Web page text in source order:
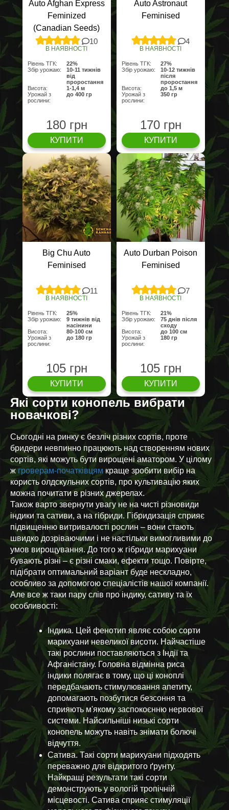
Auto Afghan Express
Feminized
(Canadian Seeds)
10
В НАЯВНОСТІ
Рівень ТГК:
22%
Збір урожаю:
10-11 тижнів
від
проростання
Висота:
1-1,4 м
Урожай з
рослини:
до 400 гр
180 грн
КУПИТИ
Auto Astronaut
Feminised
4
В НАЯВНОСТІ
Рівень ТГК:
27%
Збір урожаю:
10-12 тижнів
після
проростання
Висота:
до 1,5 м
Урожай з
рослини:
350 гр
170 грн
КУПИТИ
Big Chu Auto
Feminised
11
В НАЯВНОСТІ
Рівень ТГК:
25%
Збір урожаю:
9 тижнів від
насінини
Висота:
80-100 см
Урожай з
рослини:
до 180 гр
105 грн
КУПИТИ
Auto Durban Poison
Feminised
7
В НАЯВНОСТІ
Рівень ТГК:
21%
Збір урожаю:
75 днів після
сходу
Висота:
до 100 см
Урожай з
рослини:
180 гр
105 грн
КУПИТИ
Які сорти конопель вибрати
новачкові?
Сьогодні на ринку є безліч різних сортів, проте
бридери невпинно працюють над створенням нових
сортів, які можуть бути вирощені аматором. У цілому
жгроверам-початківцям краще зробити вибір на
користь олдскульних сортів, про культивацію яких
можна почитати в різних джерелах.
Також варто звернути увагу не на чисті різновиди
індики та сативи, а на гібриди. Гібридизація сприяє
підвищенню витривалості рослин – вони стають
швидко дозріваючими і не настільки вимогливими до
умов вирощування. До того ж гібриди марихуани
бувають різні – є різні смаки, ефекти тощо. Повірте,
підібрати оптимальний варіант буде нескладно,
особливо за допомогою спеціалістів нашої компанії.
Але все ж таки пару слів про індику, сативу та їх
особливості:
Індика. Цей фенотип являє собою сорти
марихуани невеликої висоти. Найчастіше
такі рослини поставляються з Індії та
Афганістану. Головна відмінна риса
індики полягає в тому, що ці коноплі
передбачають стимулювання апетиту,
допомагають позбутися безсоння та
сприяють м'якому заспокоєнню нервової
системи. Найсильніші низькі сорти
конопель можуть навіть знімати болючі
відчуття.
Сатива. Такі сорти марихуани підходять
переважно для відкритого ґрунту.
Найкращі результати такі сорти
демонструють у вологій тропічній
місцевості. Сатива сприяє стимуляції